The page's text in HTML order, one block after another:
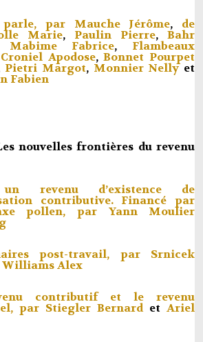
parle, par Mauche Jérôme, de
Marie, Paulin Pierre,Bahr
Mabime Fabrice, Flambeaux
Croniel Apodose,Bonnet Pourpet
Pietri Margot, Monnier Nellyet
Fabien
nouvelles frontières du revenu
revenu d’existence de
contributive. Financé par
pollen, par Yann Moulier
post-travail, par Srnicek
Williams Alex
contributif et le revenu
par Stiegler BernardetAriel